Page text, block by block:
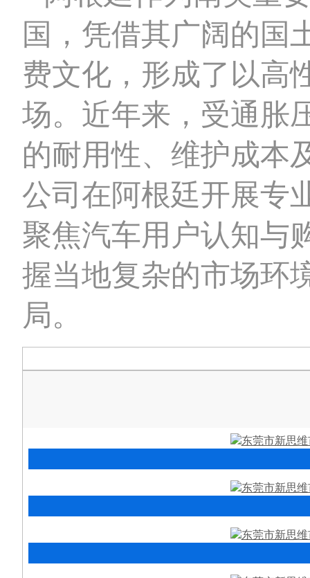
国，凭借其广阔的国
费文化，形成了以高
场。近年来，受通胀
的耐用性、维护成本
公司在阿根廷开展专
聚焦汽车用户认知与
握当地复杂的市场环
局。